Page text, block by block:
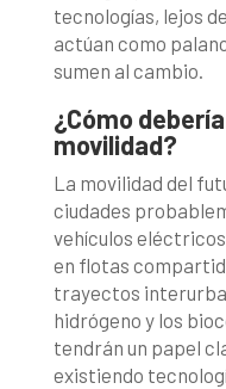
tecnologías, lejos
actúan como
sumen al cambio.
¿Cómo
movilidad?
La movilidad del
ciudades
vehículos
en flotas
trayectos
hidrógeno y los
tendrán un papel
existiendo